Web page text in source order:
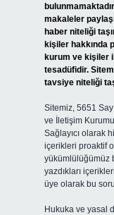
makaleler
haber niteliği
kişiler hakkında
kurum ve kişiler
tesadüfidir.
tavsiye niteliği
Sitemiz, 5651
ve İletişim
Sağlayıcı olarak
içerikleri proaktif
yükümlülüğümüz
yazdıkları
üye olarak bu
Hukuka ve yasal